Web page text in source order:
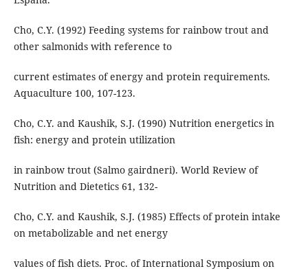
Cho, C.Y. (1992) Feeding systems for rainbow trout and
other salmonids with reference to
current estimates of energy and protein requirements.
Aquaculture 100, 107-123.
Cho, C.Y. and Kaushik, S.J. (1990) Nutrition energetics in
fish: energy and protein utilization
in rainbow trout (Salmo gairdneri). World Review of
Nutrition and Dietetics 61, 132-
Cho, C.Y. and Kaushik, S.J. (1985) Effects of protein intake
on metabolizable and net energy
values of fish diets. Proc. of International Symposium on